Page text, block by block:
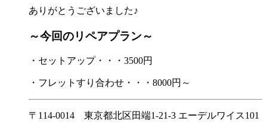
ありがとうございました♪
～今回のリペアプラン～
・セットアップ・・・3500円
・フレットすり合わせ・・・8000円～
〒114-0014 東京都北区田端1-21-3 エーデルワイス101